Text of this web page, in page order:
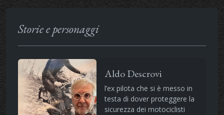
Storie e personaggi
Aldo Descrovi
l’ex pilota che si è messo in
testa di dover proteggere la
sicurezza dei motociclisti